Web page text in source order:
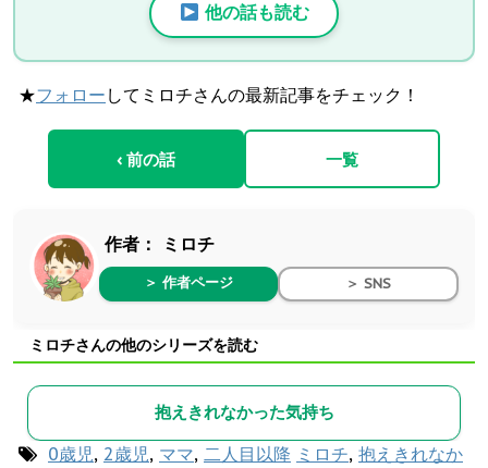
他の話も読む
★フォロー してミロチさんの最新記事をチェック！
‹ 前の話 一覧
作者： ミロチ
＞ 作者ページ ＞ SNS
ミロチさんの他のシリーズを読む
抱えきれなかった気持ち
0歳児, 2歳児, ママ, 二人目以降 ミロチ, 抱えきれなか